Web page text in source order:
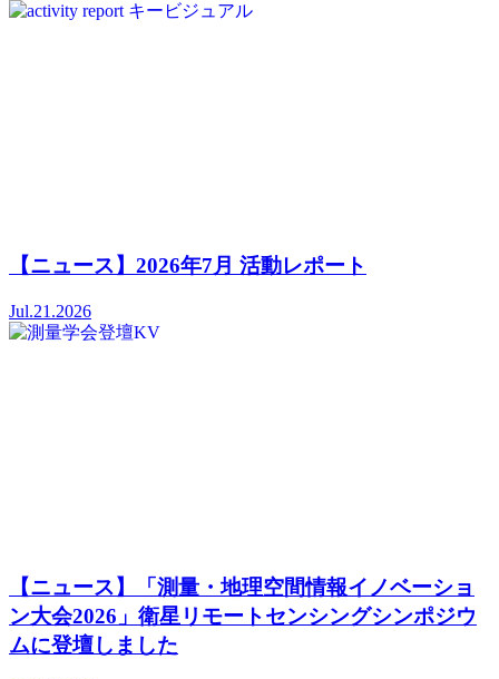
【ニュース】2026年7月 活動レポート
Jul.21.2026
【ニュース】「測量・地理空間情報イノベーショ
ン大会2026」衛星リモートセンシングシンポジウ
ムに登壇しました